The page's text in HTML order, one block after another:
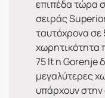
επιπέδα τώρα
σειράς
ταυτόχρονα σε
χωρητικότητα
75 lt η Gorenje
μεγαλύτερες
υπάρχουν